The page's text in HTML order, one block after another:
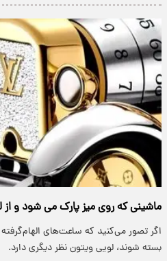
ماشینی که روی میز پارک می شود و از
اگر تصور می‌کنید که ساعت‌های
بسته شوند، لویی ویتون نظر دیگری دارد.